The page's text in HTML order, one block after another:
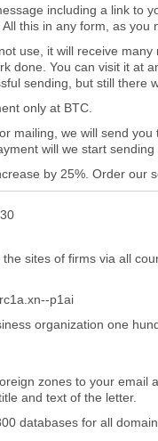
including a link to
this in any form, as you
use, it will receive
done. You can visit it at
sending, but still there
only at BTC.
mailing, we will send
will we start
by 25%. Order our
sites of firms via all
p1ai
organization one
zones to your email
and text of the letter.
databases for all